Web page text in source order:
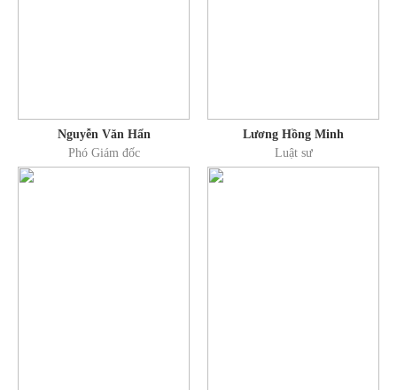
Nguyễn Văn Hẩn
Phó Giám đốc
Lương Hồng Minh
Luật sư